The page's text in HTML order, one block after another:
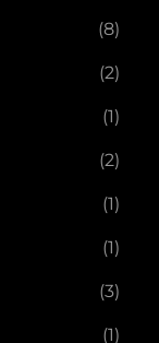
(8)
(2)
(1)
(2)
(1)
(1)
(3)
(1)